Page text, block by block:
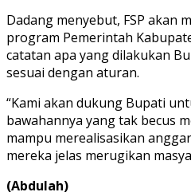
Dadang menyebut, FSP akan
program Pemerintah
catatan apa yang dilakukan
sesuai dengan aturan.
“Kami akan dukung Bupati
bawahannya yang tak becus
mampu merealisasikan
mereka jelas merugikan
(Abdulah)